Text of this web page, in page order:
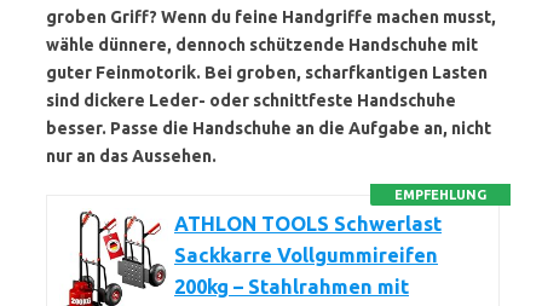
groben Griff? Wenn du feine Handgriffe machen musst,
wähle dünnere, dennoch schützende Handschuhe mit
guter Feinmotorik. Bei groben, scharfkantigen Lasten
sind dickere Leder- oder schnittfeste Handschuhe
besser. Passe die Handschuhe an die Aufgabe an, nicht
nur an das Aussehen.
EMPFEHLUNG
ATHLON TOOLS Schwerlast
Sackkarre Vollgummireifen
200kg – Stahlrahmen mit